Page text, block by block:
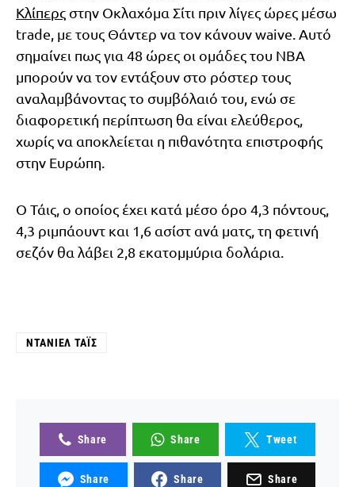
Κλίπερς στην Οκλαχόμα Σίτι πριν λίγες ώρες μέσω
trade, με τους Θάντερ να τον κάνουν waive. Αυτό
σημαίνει πως για 48 ώρες οι ομάδες του ΝΒΑ
μπορούν να τον εντάξουν στο ρόστερ τους
αναλαμβάνοντας το συμβόλαιό του, ενώ σε
διαφορετική περίπτωση θα είναι ελεύθερος,
χωρίς να αποκλείεται η πιθανότητα επιστροφής
στην Ευρώπη.
Ο Τάις, ο οποίος έχει κατά μέσο όρο 4,3 πόντους,
4,3 ριμπάουντ και 1,6 ασίστ ανά ματς, τη φετινή
σεζόν θα λάβει 2,8 εκατομμύρια δολάρια.
ΝΤΆΝΙΕΛ ΤΆΙΣ
Share Share Tweet
Share Share Share